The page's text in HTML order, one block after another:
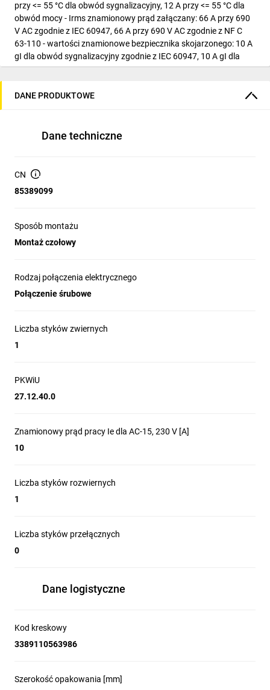
przy <= 55 °C dla obwód sygnalizacyjny, 12 A przy <= 55 °C dla
obwód mocy - Irms znamionowy prąd załączany: 66 A przy 690
V AC zgodnie z IEC 60947, 66 A przy 690 V AC zgodnie z NF C
63-110 - wartości znamionowe bezpiecznika skojarzonego: 10 A
gI dla obwód sygnalizacyjny zgodnie z IEC 60947, 10 A gI dla
obwód sygnalizacyjny zgodnie z VDE 0660, 16 A gI przy <= 440 V
izolacji: 690 V zgodnie z BS 5424, 690 V zgodnie z CSA C22.2 Nr
63-110, VDE 0660 - certyfikaty: CSA, UL - rodzaj zacisków: złącze
sztywność kabla: giętki - bez końcówka przewodu, złącze 1 kabel
(kable) 0.35...1.5 mm2 - sztywność kabla: giętki - z końcówka
kabla: giętki - bez końcówka przewodu, złącze 2 kabel (kable)
1.5...4 mm2 - sztywność kabla: stały.
DANE PRODUKTOWE
Dane techniczne
CN
85389099
Sposób montażu
Montaż czołowy
Rodzaj połączenia elektrycznego
Połączenie śrubowe
Liczba styków zwiernych
1
PKWiU
27.12.40.0
Znamionowy prąd pracy Ie dla AC-15, 230 V [A]
10
Liczba styków rozwiernych
1
Liczba styków przełącznych
0
Dane logistyczne
Kod kreskowy
3389110563986
Szerokość opakowania [mm]